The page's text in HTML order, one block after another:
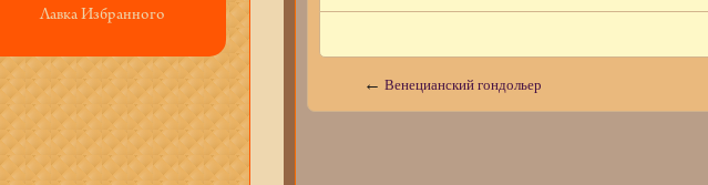
← Венецианский гондольер
Лавка Избранного